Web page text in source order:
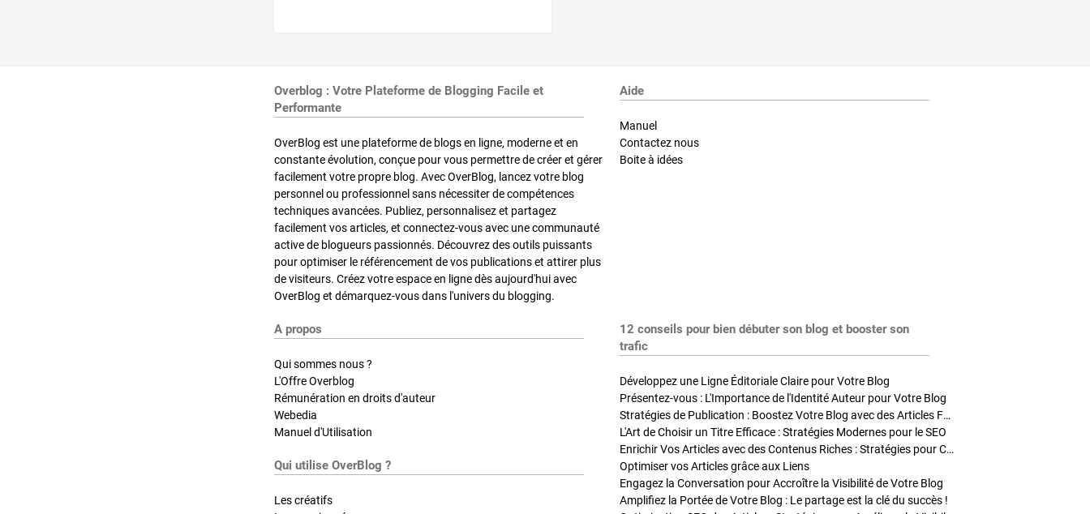
Overblog : Votre Plateforme de Blogging Facile et
Performante
OverBlog est une plateforme de blogs en ligne, moderne et en
constante évolution, conçue pour vous permettre de créer et gérer
facilement votre propre blog. Avec OverBlog, lancez votre blog
personnel ou professionnel sans nécessiter de compétences
techniques avancées. Publiez, personnalisez et partagez
facilement vos articles, et connectez-vous avec une communauté
active de blogueurs passionnés. Découvrez des outils puissants
pour optimiser le référencement de vos publications et attirer plus
de visiteurs. Créez votre espace en ligne dès aujourd'hui avec
OverBlog et démarquez-vous dans l'univers du blogging.
Aide
Manuel
Contactez nous
Boite à idées
A propos
Qui sommes nous ?
L'Offre Overblog
Rémunération en droits d'auteur
Webedia
Manuel d'Utilisation
Qui utilise OverBlog ?
Les créatifs
12 conseils pour bien débuter son blog et booster son
trafic
Développez une Ligne Éditoriale Claire pour Votre Blog
Présentez-vous : L'Importance de l'Identité Auteur pour Votre Blog
Stratégies de Publication : Boostez Votre Blog avec des Articles Fréquents et Exclusifs
L'Art de Choisir un Titre Efficace : Stratégies Modernes pour le SEO
Enrichir Vos Articles avec des Contenus Riches : Stratégies pour Captiver et Optimiser
Optimiser vos Articles grâce aux Liens
Engagez la Conversation pour Accroître la Visibilité de Votre Blog
Amplifiez la Portée de Votre Blog : Le partage est la clé du succès !